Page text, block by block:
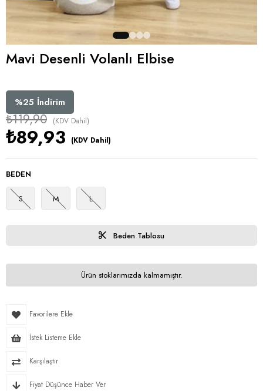
Mavi Desenli Volanlı Elbise
%25 İndirim
₺119,90 (KDV Dahil)
₺89,93 (KDV Dahil)
BEDEN
S M L
Beden Tablosu
Ürün stoklarımızda kalmamıştır.
Favorilere Ekle
İstek Listeme Ekle
Karşılaştır
Fiyat Düşünce Haber Ver